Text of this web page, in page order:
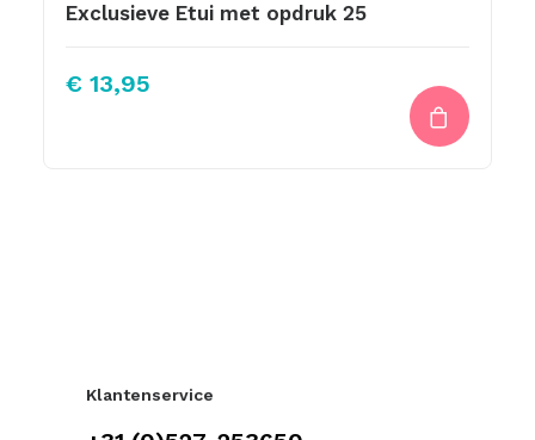
Exclusieve Etui met opdruk 25
€ 13,95
Klantenservice